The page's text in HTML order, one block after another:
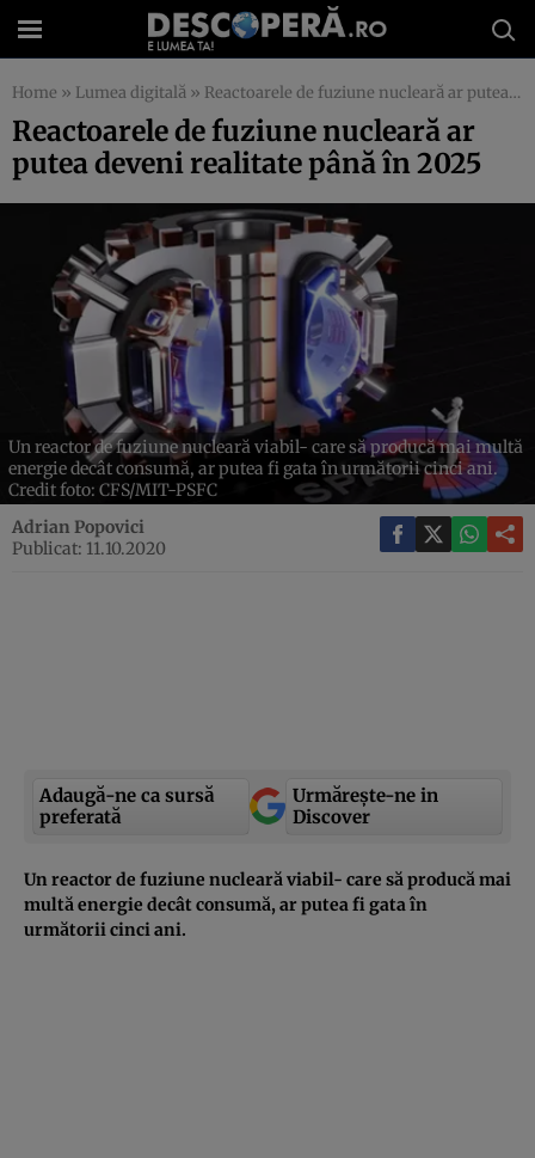
Home » Lumea digitală » Reactoarele de fuziune nucleară ar putea deveni realitate până în 2025
Reactoarele de fuziune nucleară ar
putea deveni realitate până în 2025
Un reactor de fuziune nucleară viabil- care să producă mai multă
energie decât consumă, ar putea fi gata în următorii cinci ani.
Credit foto: CFS/MIT-PSFC
Adrian Popovici
Publicat: 11.10.2020
Adaugă-ne ca sursă
preferată
Urmărește-ne in
Discover
Un reactor de fuziune nucleară viabil- care să producă mai
multă energie decât consumă, ar putea fi gata în
următorii cinci ani.